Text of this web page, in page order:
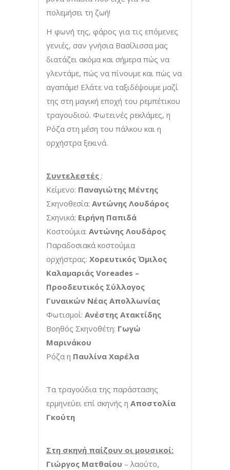
πολεμήσει τη ζωή!
Η φωνή της, φάρος για τις επόμενες
γενιές, σαν γνήσια Βασίλισσα μας
διατάζει ακόμα και σήμερα πώς να
γλεντάμε, πώς να πίνουμε και πώς να
αγαπάμε! Ελάτε να ταξιδέψουμε μαζί
της στη μαγική εποχή του ρεμπέτικου
τραγουδιού. Φωτεινές ρεκλάμες, η
Ρόζα στη μέση του πάλκου και η
ορχήστρα ξεκινά.
Συντελεστές :
Κείμενο: Παναγιώτης Μέντης
Σκηνοθεσία: Αντώνης Λουδάρος
Σκηνικά: Ειρήνη Παπιδά
Κοστούμια: Αντώνης Λουδάρος
Παραδοσιακά κοστούμια
ορχήστρας: Χορευτικός Όμιλος
Καλαμαριάς Voreades –
Προοδευτικός Σύλλογος
Γυναικών Νέας Απολλωνίας
Φωτισμοί: Ανέστης Ατακτίδης
Βοηθός Σκηνοθέτη: Γωγώ
Μαρινάκου
Ρόζα η Παυλίνα Χαρέλα
Τα τραγούδια της παράστασης
ερμηνεύει επί σκηνής η Αποστολία
Γκούτη
Στη σκηνή παίζουν οι μουσικοί:
Γιώργος Ματθαίου – λαούτο,